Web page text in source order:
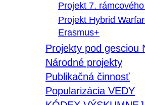
Projekt 7.
Projekt Hybrid
Erasmus+
Projekty pod gesciou
Národné projekty
Publikačná činnosť
Popularizácia VEDY